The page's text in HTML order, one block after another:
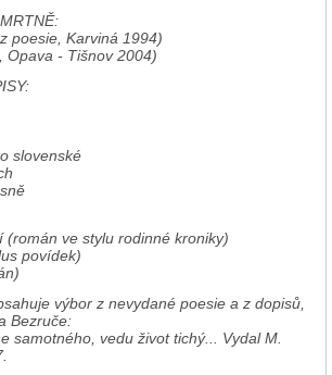
poesie, Karviná 1994)
Opava - Tišnov 2004)
slovenské
(román ve stylu rodinné kroniky)
povídek)
výbor z nevydané poesie a z dopisů,
Bezruče:
samotného, vedu život tichý... Vydal M.